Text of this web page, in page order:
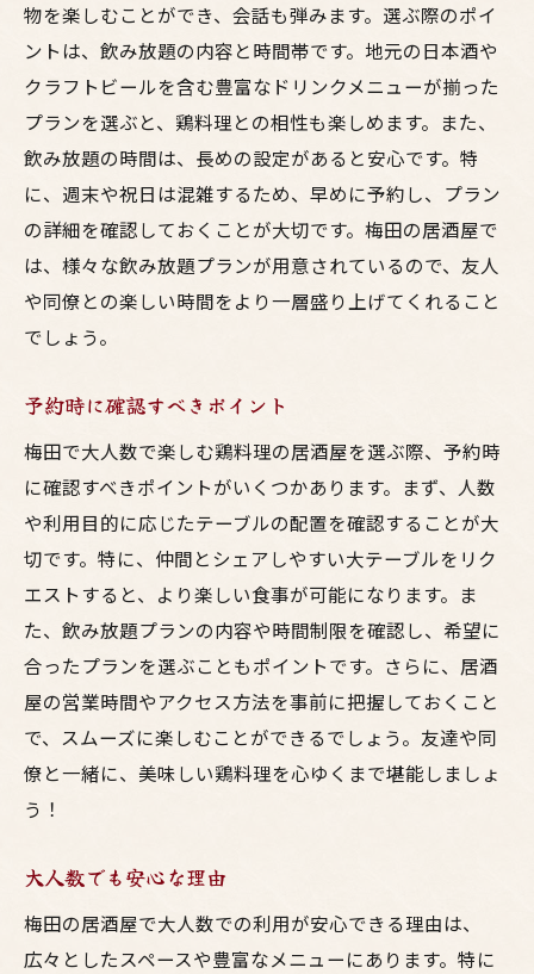
物を楽しむことができ、会話も弾みます。選ぶ際のポイ
ントは、飲み放題の内容と時間帯です。地元の日本酒や
クラフトビールを含む豊富なドリンクメニューが揃った
プランを選ぶと、鶏料理との相性も楽しめます。また、
飲み放題の時間は、長めの設定があると安心です。特
に、週末や祝日は混雑するため、早めに予約し、プラン
の詳細を確認しておくことが大切です。梅田の居酒屋で
は、様々な飲み放題プランが用意されているので、友人
や同僚との楽しい時間をより一層盛り上げてくれること
でしょう。
予約時に確認すべきポイント
梅田で大人数で楽しむ鶏料理の居酒屋を選ぶ際、予約時
に確認すべきポイントがいくつかあります。まず、人数
や利用目的に応じたテーブルの配置を確認することが大
切です。特に、仲間とシェアしやすい大テーブルをリク
エストすると、より楽しい食事が可能になります。ま
た、飲み放題プランの内容や時間制限を確認し、希望に
合ったプランを選ぶこともポイントです。さらに、居酒
屋の営業時間やアクセス方法を事前に把握しておくこと
で、スムーズに楽しむことができるでしょう。友達や同
僚と一緒に、美味しい鶏料理を心ゆくまで堪能しましょ
う！
大人数でも安心な理由
梅田の居酒屋で大人数での利用が安心できる理由は、
広々としたスペースや豊富なメニューにあります。特に